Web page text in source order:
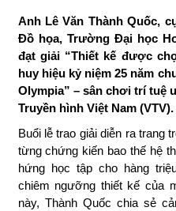
Anh Lê Văn Thành Quốc,
Đồ họa, Trường Đại học
đạt giải “Thiết kế được
huy hiệu kỷ niệm 25 năm
Olympia” – sân chơi trí tuệ
Truyền hình Việt Nam (VTV).
Buổi lễ trao giải diễn ra trang
từng chứng kiến bao thế hệ
hứng học tập cho hàng
chiêm ngưỡng thiết kế của
này, Thành Quốc chia sẻ